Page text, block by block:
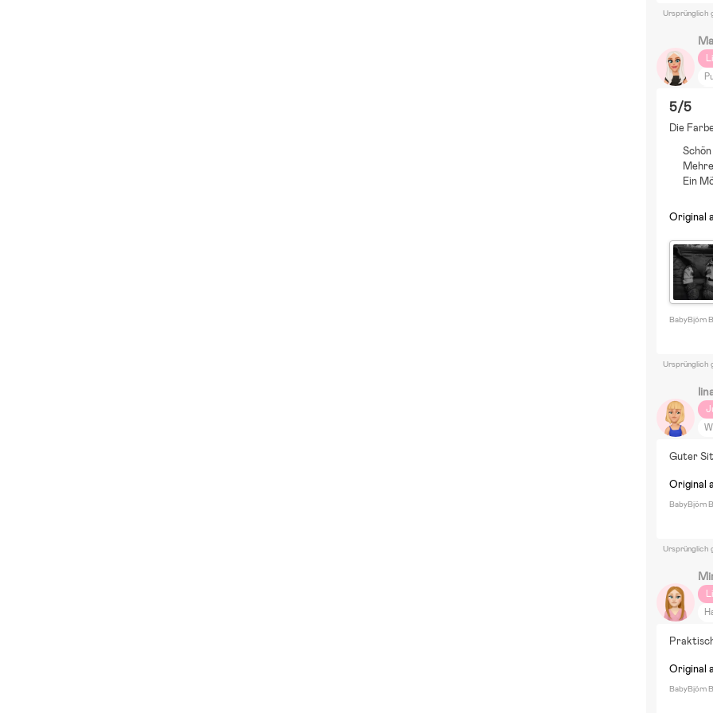
Ursprünglich
5/5
Die
Schön
Ein
Original
BabyBjörn
Ursprünglich
Guter
Original
BabyBjörn
Ursprünglich
Original
BabyBjörn